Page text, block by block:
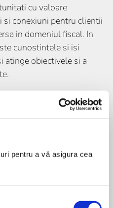
pentru a vă asigura cea
cu valoare
si conexiuni pentru clientii
in domeniul fiscal. In
cunostintele si isi
atinge obiectivele si a
13 ani in domeniul
de transfer si
de transfer, inclusiv:
si analiza de risc,
de audit,
Liviu este lector la